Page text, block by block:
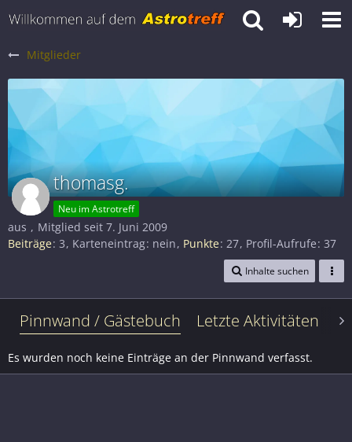
Mitglieder
thomasg.
Neu im Astrotreff
aus
Mitglied seit 7. Juni 2009
Beiträge 3 Karteneintrag nein Punkte 27 Profil-Aufrufe 37
Inhalte suchen
Pinnwand / Gästebuch Letzte Aktivitäten
Es wurden noch keine Einträge an der Pinnwand verfasst.